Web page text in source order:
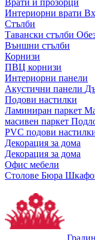
Врати и прозорци
Интериорни врати
Стълби
Тавански стълби
Външни стълби
Корнизи
ПВЦ корнизи
Интериорни панели
Акустични панели
Подови настилки
Ламиниран паркет
масивен паркет
PVC подови
Декорация за дома
Декорация за дома
Офис мебели
Столове Бюра